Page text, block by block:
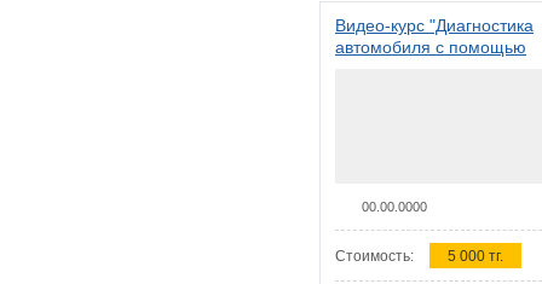
Видео-курс "Диагностика
автомобиля с помощью
00.00.0000
Стоимость: 5 000 тг.